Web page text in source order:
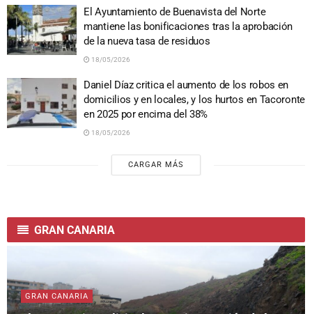
El Ayuntamiento de Buenavista del Norte
mantiene las bonificaciones tras la aprobación
de la nueva tasa de residuos
18/05/2026
Daniel Díaz critica el aumento de los robos en
domicilios y en locales, y los hurtos en Tacoronte
en 2025 por encima del 38%
18/05/2026
CARGAR MÁS
GRAN CANARIA
GRAN CANARIA